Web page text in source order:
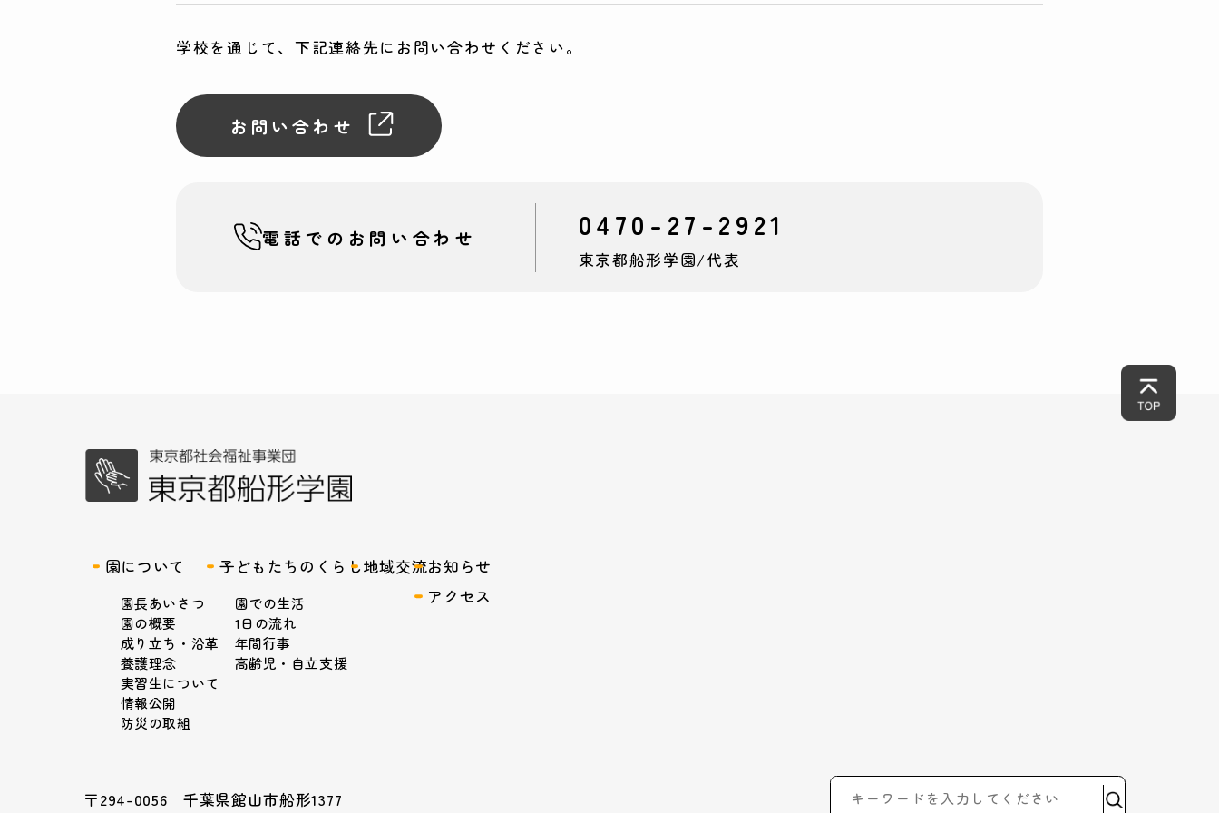
学校を通じて、下記連絡先にお問い合わせください。
お問い合わせ
電話での お問い合わせ 0470-27-2921
東京都船形学園/代表
園について
園長あいさつ
園の概要
成り立ち・沿革
養護理念
実習生について
情報公開
防災の取組
子どもたちのくらし
園での生活
1日の流れ
年間行事
高齢児・自立支援
地域交流お知らせ
アクセス
〒294-0056 千葉県館山市船形1377